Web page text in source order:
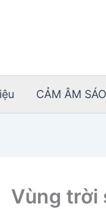
CẢM ÂM
Vùng trời